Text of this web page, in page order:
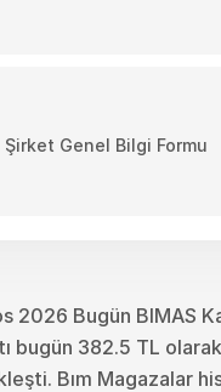
Genel Bilgi Formu
2026 Bugün BIMAS
bugün 382.5 TL
Bım Magazalar